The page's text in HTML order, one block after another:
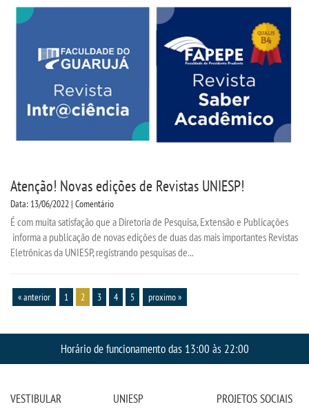
Atenção! Novas edições de Revistas UNIESP!
Data: 13/06/2022 | Comentário
É com muita satisfação que a Diretoria de Pesquisa, Extensão e Publicações
informa a publicação de novas edições de duas das mais importantes Revistas
Eletrônicas da UNIESP, registrando pesquisas de...
« anterior 1 2 3 4 5 proximo »
Horário de funcionamento das 13:00 às 22:00
VESTIBULAR UNIESP PROJETOS SOCIAIS